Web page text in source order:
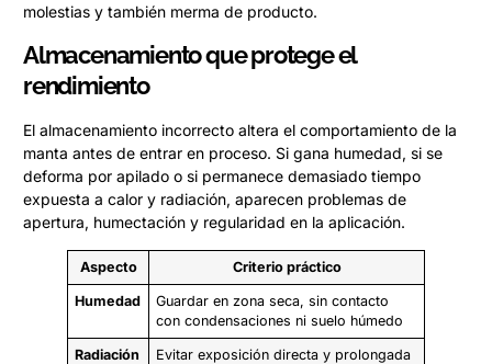
molestias y también merma de producto.
Almacenamiento que protege el
rendimiento
El almacenamiento incorrecto altera el comportamiento de la
manta antes de entrar en proceso. Si gana humedad, si se
deforma por apilado o si permanece demasiado tiempo
expuesta a calor y radiación, aparecen problemas de
apertura, humectación y regularidad en la aplicación.
Aspecto Criterio práctico
Humedad
Guardar en zona seca, sin contacto
con condensaciones ni suelo húmedo
Radiación
Evitar exposición directa y prolongada